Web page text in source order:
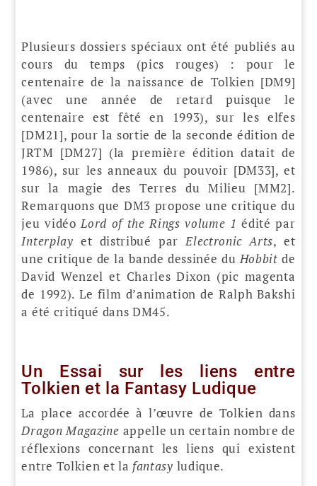
Plusieurs dossiers spéciaux ont été publiés au
cours du temps (pics rouges) : pour le
centenaire de la naissance de Tolkien [DM9]
(avec une année de retard puisque le
centenaire est fêté en 1993), sur les elfes
[DM21], pour la sortie de la seconde édition de
JRTM [DM27] (la première édition datait de
1986), sur les anneaux du pouvoir [DM33], et
sur la magie des Terres du Milieu [MM2].
Remarquons que DM3 propose une critique du
jeu vidéoLord of the Rings volume 1 édité par
Interplay et distribué parElectronic Arts, et
une critique de la bande dessinée duHobbit de
David Wenzel et Charles Dixon (pic magenta
de 1992). Le film d’animation de Ralph Bakshi
a été critiqué dans DM45.
Un Essai sur les liens entre
Tolkien et la Fantasy Ludique
La place accordée à l’œuvre de Tolkien dans
Dragon Magazine appelle un certain nombre de
réflexions concernant les liens qui existent
entre Tolkien et la fantasy ludique.